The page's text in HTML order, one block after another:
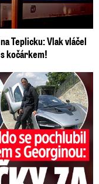
Teplicku: Vlak vláčel
kočárkem!
za půl miliardy!